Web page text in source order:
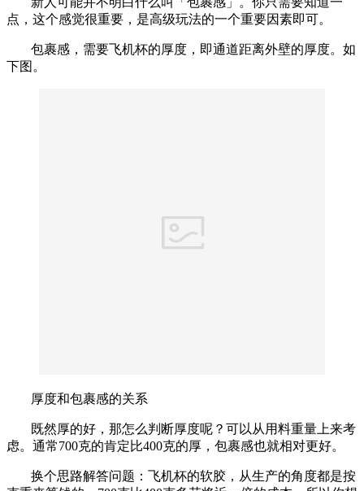
点，这个感觉很重要，是高级玩法的一个重要因素即可。
包裹感，需要飞机杯的厚度，即通道距离外壁的厚度。如
下图。
厚度和包裹感的关系
既然厚的好，那怎么判断厚度呢？可以从用料重量上来考
虑。通常700克的肯定比400克的厚，包裹感也就相对更好。
换个思路解答问题：飞机杯的软胶，从生产的角度都是按